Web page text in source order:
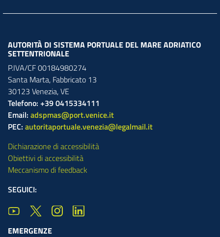
AUTORITÀ DI SISTEMA PORTUALE DEL MARE ADRIATICO
SETTENTRIONALE
P.IVA/CF 00184980274
Santa Marta, Fabbricato 13
30123 Venezia,VE
Telefono: +39 0415334111
Email: adspmas@port.venice.it
PEC: autoritaportuale.venezia@legalmail.it
Dichiarazione di accessibilità
Obiettivi di accessibilità
Meccanismo di feedback
SEGUICI:
EMERGENZE